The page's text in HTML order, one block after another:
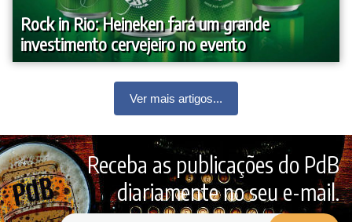
Rock in Rio: Heineken fará um grande
investimento cervejeiro no evento
Ver mais artigos...
Receba as publicações do PdB
diariamente no seu e-mail.